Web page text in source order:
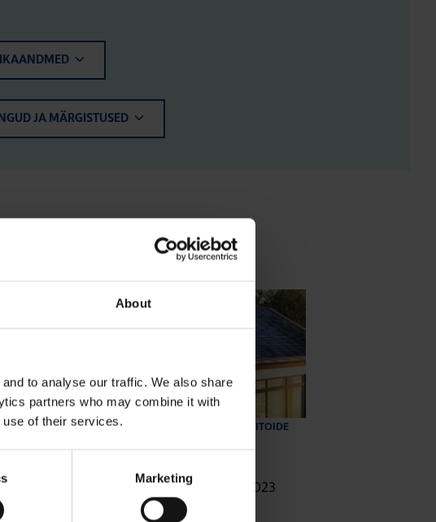
About
to analyse our traffic. We also share
partners who may combine it with
use of their services.
Marketing
JA MÄRGISTUSED
kvaliteet
– miks
ERIPAKKUMINE
KATKEMATU ELEKTRITOIDE
Victron Energy pakkumine 2023